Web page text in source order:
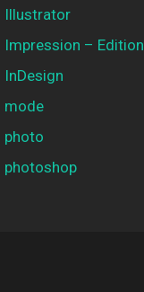
Illustrator
Impression – Edition
InDesign
mode
photo
photoshop